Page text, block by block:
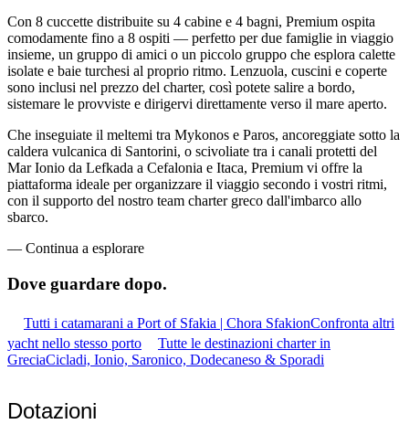
Con 8 cuccette distribuite su 4 cabine e 4 bagni, Premium ospita
comodamente fino a 8 ospiti — perfetto per due famiglie in viaggio
insieme, un gruppo di amici o un piccolo gruppo che esplora calette
isolate e baie turchesi al proprio ritmo. Lenzuola, cuscini e coperte
sono inclusi nel prezzo del charter, così potete salire a bordo,
sistemare le provviste e dirigervi direttamente verso il mare aperto.
Che inseguiate il meltemi tra Mykonos e Paros, ancoreggiate sotto la
caldera vulcanica di Santorini, o scivoliate tra i canali protetti del
Mar Ionio da Lefkada a Cefalonia e Itaca, Premium vi offre la
piattaforma ideale per organizzare il viaggio secondo i vostri ritmi,
con il supporto del nostro team charter greco dall'imbarco allo
sbarco.
— Continua a esplorare
Dove guardare dopo.
Tutti i catamarani a Port of Sfakia | Chora SfakionConfronta altri
yacht nello stesso porto
Tutte le destinazioni charter in
GreciaCicladi, Ionio, Saronico, Dodecaneso & Sporadi
Dotazioni